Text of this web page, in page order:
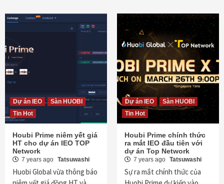
Dự án IEO
Sàn HUOBI
Tin Hot
Houbi Prime niêm yết giá
HT cho dự án IEO TOP
Network
7 years ago Tatsuwashi
Huobi Global vừa thông báo
Dự án IEO
Sàn HUOBI
Tin Hot
Houbi Prime chính thức
ra mắt IEO đầu tiên với
dự án Top Network
7 years ago Tatsuwashi
Sự ra mắt chính thức của